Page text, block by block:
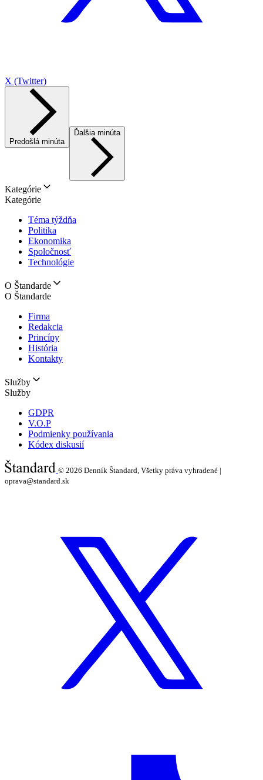
X (Twitter)
Predošlá minúta
Ďalšia minúta
Kategórie
Kategórie
Téma týždňa
Politika
Ekonomika
Spoločnosť
Technológie
O Štandarde
O Štandarde
Firma
Redakcia
Princípy
História
Kontakty
Služby
Služby
GDPR
V.O.P
Podmienky používania
Kódex diskusií
© 2026 Denník Štandard, Všetky práva vyhradené |
oprava@standard.sk